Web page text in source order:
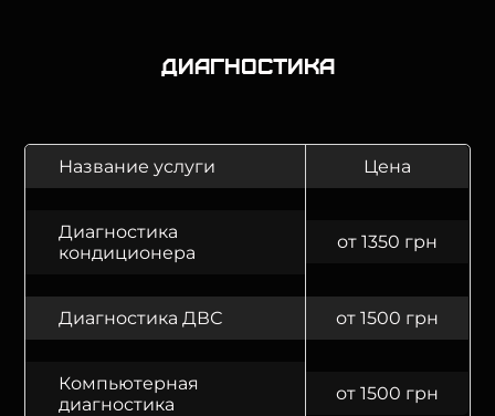
Диагностика
Название услуги Цена
Диагностика
кондиционера
от 1350 грн
Диагностика ДВС от 1500 грн
Компьютерная
диагностика
от 1500 грн